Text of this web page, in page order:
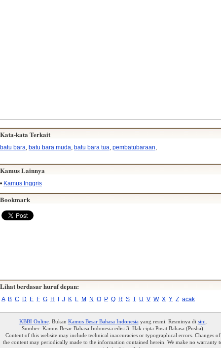
Kata-kata Terkait
batu bara batu bara muda batu bara tua pembatubaraan
Kamus Lainnya
• Kamus Inggris
Bookmark
Lihat berdasar huruf depan:
A B C D E F G H J K L M N O P Q R S T U V W X Y Z acak
KBBI Online. Bukan Kamus Besar Bahasa Indonesiayang resmi. Resminya di sini
Sumber: Kamus Besar Bahasa Indonesia edisi 3. Hak cipta Pusat Bahasa (Pusba).
Content of this website may include technical inaccuracies or typographical errors. Changes of
the content may periodically made to the information contained herein. We make no warranty